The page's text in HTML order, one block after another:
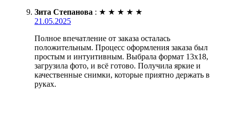
Зита Степанова : ★ ★ ★ ★ ★
21.05.2025
Полное впечатление от заказа осталась
положительным. Процесс оформления заказа был
простым и интуитивным. Выбрала формат 13х18,
загрузила фото, и всё готово. Получила яркие и
качественные снимки, которые приятно держать в
руках.